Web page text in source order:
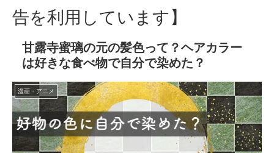
告を利用しています】
甘露寺蜜璃の元の髪色って？ヘアカラー
は好きな食べ物で自分で染めた？
漫画・アニメ